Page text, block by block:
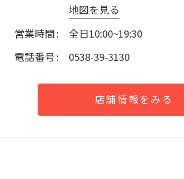
地図を見る
営業時間
全日10:00~19:30
電話番号
0538-39-3130
店舗情報をみる